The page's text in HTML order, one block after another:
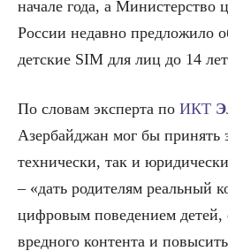
начале года, а Министерство
России недавно предложило
детские SIM для лиц до 14
По словам эксперта по ИКТ
Азербайджан мог бы принять
технически, так и
– «дать родителям реальный
цифровым поведением детей,
вредного контента и